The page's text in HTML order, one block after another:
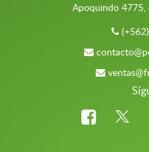
Apoquindo 4775,